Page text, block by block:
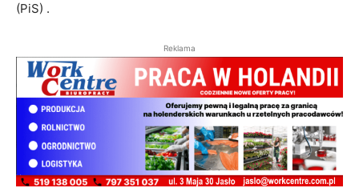
(PiS) .
Reklama